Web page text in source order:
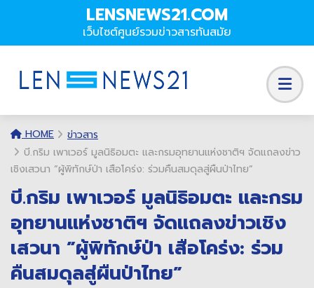
LENSNEWS21.COM
เว็บไซต์ศูนย์รวมข่าวสารทันสมัย
HOME
ข่าวสาร
บี.กริม เพาเวอร์ มูลนิธิอมตะ และกรมอุทยานแห่งชาติฯ จัดแถลงข่าว
เชิงเสวนา ”ผู้พิทักษ์ป่า เสือโคร่ง: ร่วมคืนสมดุลสู่ผืนป่าไทย”
บี.กริม เพาเวอร์ มูลนิธิอมตะ และกรม
อุทยานแห่งชาติฯ จัดแถลงข่าวเชิง
เสวนา ”ผู้พิทักษ์ป่า เสือโคร่ง: ร่วม
คืนสมดุลสู่ผืนป่าไทย”